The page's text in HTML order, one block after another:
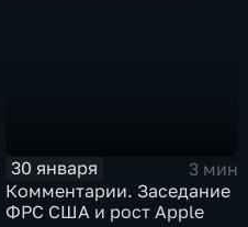
30 января
3 мин
Комментарии. Заседание
ФРС США и рост Apple